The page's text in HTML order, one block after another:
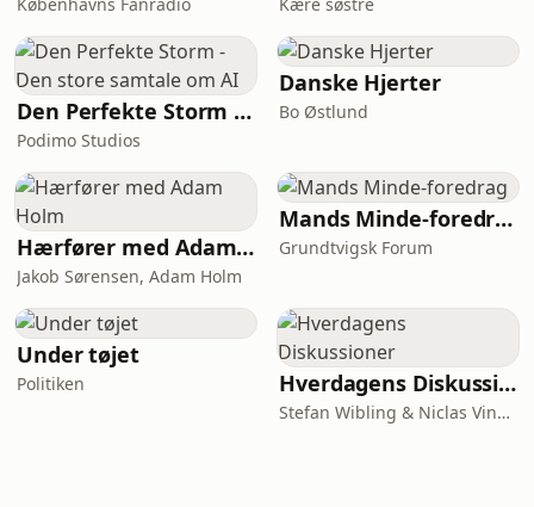
Den Perfekte Storm - Den store samtale om AI
Podimo Studios
Danske Hjerter
Bo Østlund
Hærfører med Adam Holm
Jakob Sørensen, Adam Holm
Mands Minde-foredrag
Grundtvigsk Forum
Under tøjet
Politiken Hverdagens Diskussioner
Stefan Wibling & Niclas Vingaard